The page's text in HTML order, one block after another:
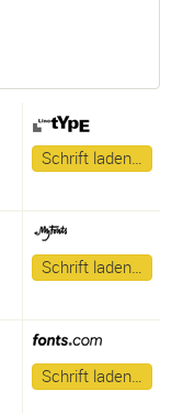
Schrift laden…
Schrift laden…
Schrift laden…